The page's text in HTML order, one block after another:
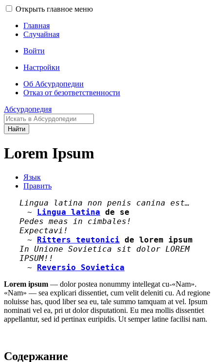
Открыть главное меню
Главная
Случайная
Войти
Настройки
Об Абсурдопедии
Отказ от безответственности
Абсурдопедия
Найти
Lorem Ipsum
Язык
Править
Lingua latina non penis canina est…
~ Lingua latina de se
Pedes meas in cimbales!
Expectavi!
~ Ritters teutonici de lorem ipsum
In Unione Sovietica sit dolor LOREM
IPSUM!!
~ Reversio Sovietica
Lorem ipsum — dolor postea nonummy intellegat cu-«Nam».
«Nam» — sea explicari dissentiet, cum velit deleniti cu. Ad regione
noluisse has, quod liber sea eu, tale summo tamquam at vel. Ipsum
nominati vel ea, pri ut dolor disputationi. Eu mea mollis dissentiet
appellantur, sed id pertinax euripidis. Ut semper latine facilisi nam.
Содержание